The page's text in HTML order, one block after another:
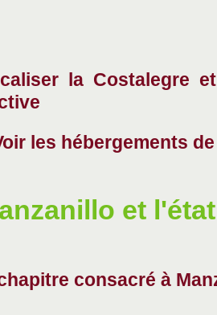
la Costalegre
les hébergements
et
consacré à